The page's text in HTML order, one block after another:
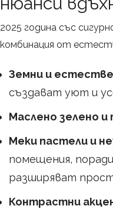
2025 година със
комбинация от
Земни и
създават уют и
Маслено зелено и
Меки пастели и
помещения,
разширяват
Контрастни